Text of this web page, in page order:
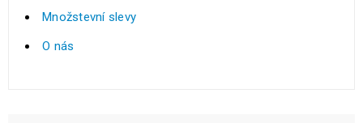
Množstevní slevy
O nás